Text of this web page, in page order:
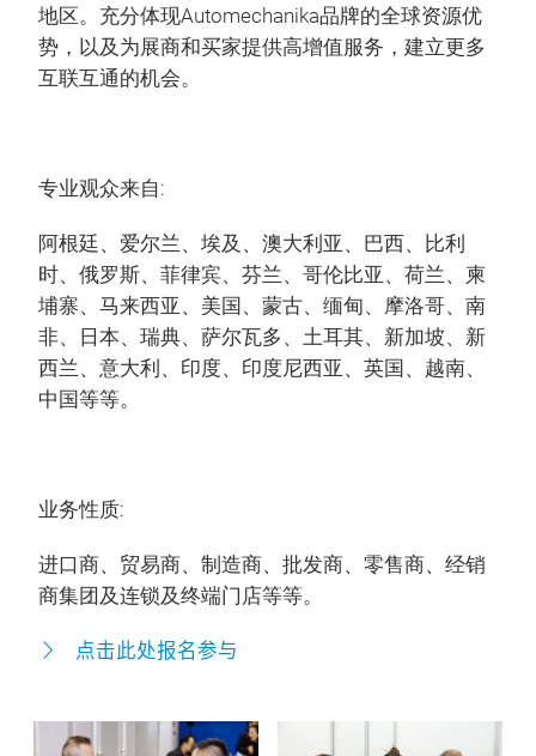
地区。充分体现Automechanika品牌的全球资源优
势，以及为展商和买家提供高增值服务，建立更多
互联互通的机会。
专业观众来自:
阿根廷、爱尔兰、埃及、澳大利亚、巴西、比利
时、俄罗斯、菲律宾、芬兰、哥伦比亚、荷兰、柬
埔寨、马来西亚、美国、蒙古、缅甸、摩洛哥、南
非、日本、瑞典、萨尔瓦多、土耳其、新加坡、新
西兰、意大利、印度、印度尼西亚、英国、越南、
中国等等。
业务性质:
进口商、贸易商、制造商、批发商、零售商、经销
商集团及连锁及终端门店等等。
点击此处报名参与